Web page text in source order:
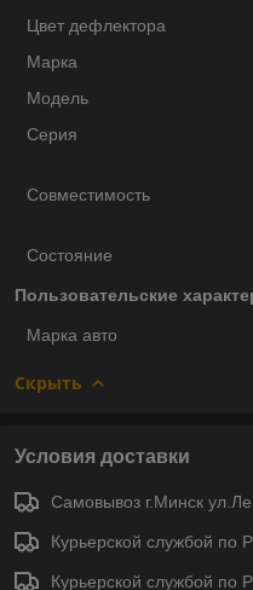
Цвет дефлектора
Марка
Модель
Серия
Совместимость
Состояние
Пользовательские
Марка авто
Скрыть
Условия доставки
Самовывоз г.Минск
Курьерской службой по
Курьерской службой по